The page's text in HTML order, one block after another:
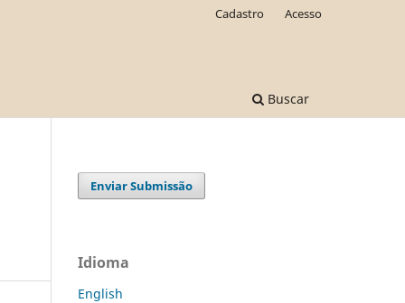
Buscar
Cadastro Acesso
Enviar Submissão
Idioma
English